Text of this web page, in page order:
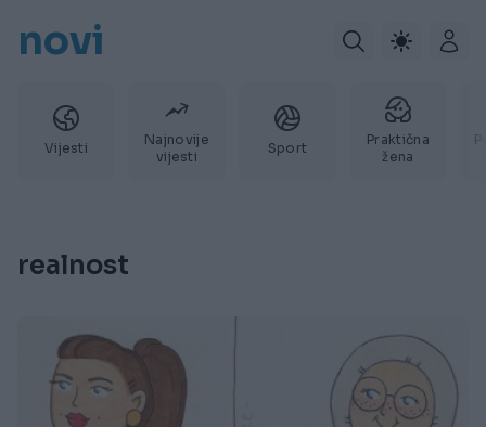
novi
Vijesti
Najnovije
vijesti
Sport
Praktična
žena
realnost